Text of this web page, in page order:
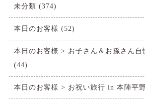
未分類 (374)
本日のお客様 (52)
本日のお客様 > お子さん＆お孫さん自
(44)
本日のお客様 > お祝い旅行 in 本陣平